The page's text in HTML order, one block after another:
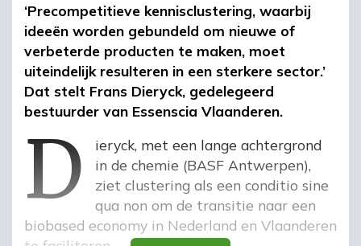
‘Precompetitieve kennisclustering, waarbij
ideeën worden gebundeld om nieuwe of
verbeterde producten te maken, moet
uiteindelijk resulteren in een sterkere sector.’
Dat stelt Frans Dieryck, gedelegeerd
bestuurder van Essenscia Vlaanderen.
d
Dieryck, met een lange achtergrond
in de chemie (BASF Antwerpen),
ziet clustering als een conditio sine
qua non om de transitie naar een
biobased economy in Nederland en Vlaanderen